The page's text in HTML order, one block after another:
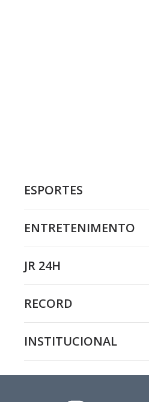
ESPORTES
ENTRETENIMENTO
JR 24H
RECORD
INSTITUCIONAL